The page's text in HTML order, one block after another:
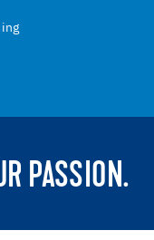
PASSION.